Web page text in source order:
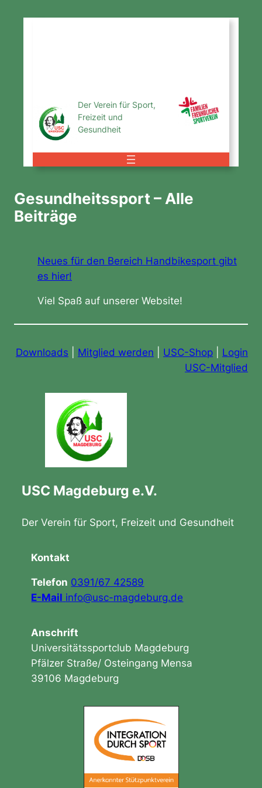
Der Verein für Sport,
Freizeit und
Gesundheit
Gesundheitssport – Alle
Beiträge
Neues für den Bereich Handbikesport gibt
es hier!
Viel Spaß auf unserer Website!
Downloads Mitglied werden USC-Shop
Login
USC-Mitglied
USC Magdeburg e.V.
Der Verein für Sport, Freizeit und Gesundheit
Kontakt
Telefon 0391/67 42589
E-Mail info@usc-magdeburg.de
Anschrift
Universitätssportclub Magdeburg
Pfälzer Straße/ Osteingang Mensa
39106 Magdeburg